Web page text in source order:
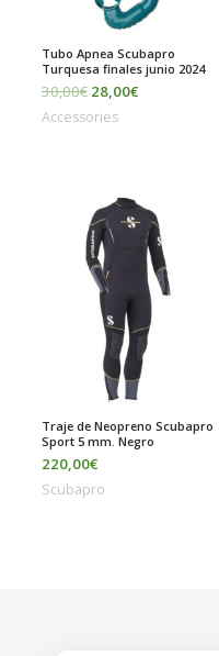
Tubo Apnea Scubapro
Turquesa finales junio 2024
30,00€ 28,00€
Accessories
Traje de Neopreno Scubapro
Sport 5 mm. Negro
220,00€
Scubapro